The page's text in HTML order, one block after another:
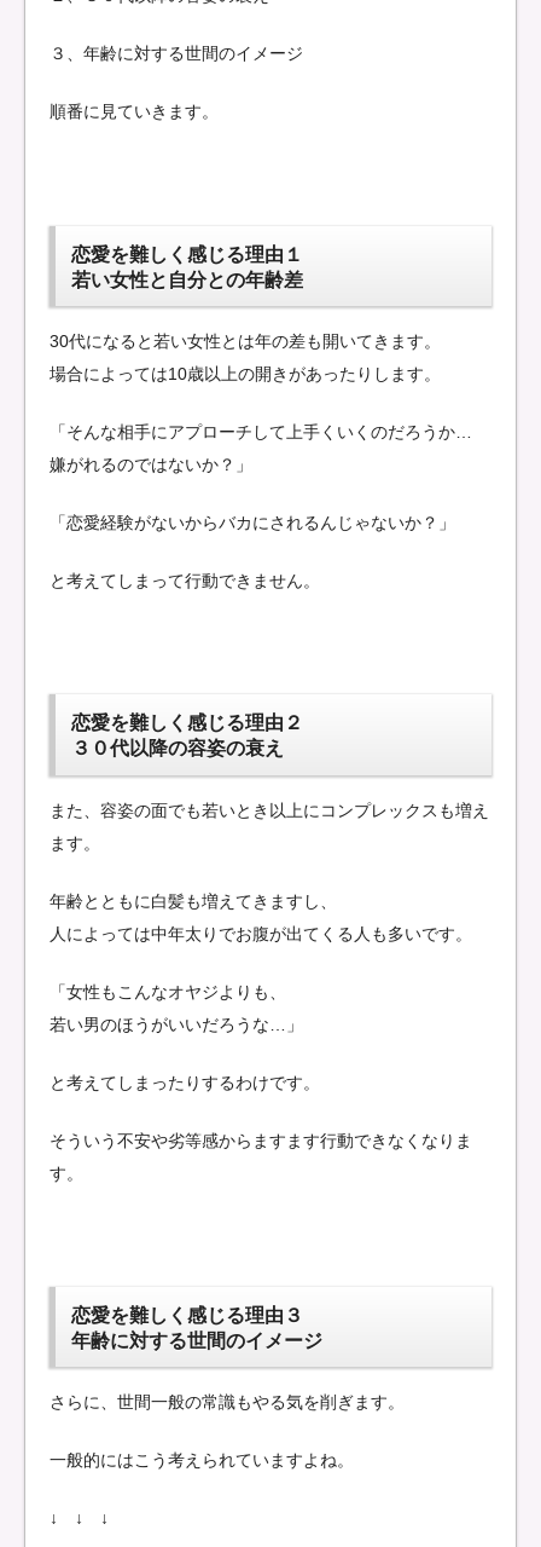
３、年齢に対する世間のイメージ
順番に見ていきます。
恋愛を難しく感じる理由１
若い女性と自分との年齢差
30代になると若い女性とは年の差も開いてきます。
場合によっては10歳以上の開きがあったりします。
「そんな相手にアプローチして上手くいくのだろうか…
嫌がれるのではないか？」
「恋愛経験がないからバカにされるんじゃないか？」
と考えてしまって行動できません。
恋愛を難しく感じる理由２
３０代以降の容姿の衰え
また、容姿の面でも若いとき以上にコンプレックスも増え
ます。
年齢とともに白髪も増えてきますし、
人によっては中年太りでお腹が出てくる人も多いです。
「女性もこんなオヤジよりも、
若い男のほうがいいだろうな…」
と考えてしまったりするわけです。
そういう不安や劣等感からますます行動できなくなりま
す。
恋愛を難しく感じる理由３
年齢に対する世間のイメージ
さらに、世間一般の常識もやる気を削ぎます。
一般的にはこう考えられていますよね。
↓ ↓ ↓